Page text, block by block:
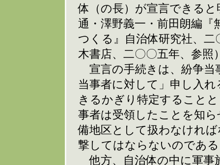
体（の長）が宣言できる
通・澤野義一・前田朗編
つくる』自治体研究社、
木書店、二〇〇五年、参照
宣言の手続きは、紛争当
当事者に対して」申し入
きるかぎり特定すること
事者は受領したことを知
備地区として扱わなけれ
撃してはならないのであ
他方、自治体の中に軍事